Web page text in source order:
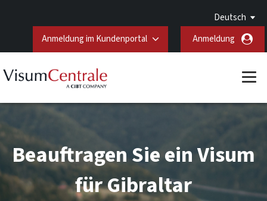
Deutsch
Anmeldung im Kundenportal
Anmeldung
Beauftragen Sie ein Visum
für Gibraltar